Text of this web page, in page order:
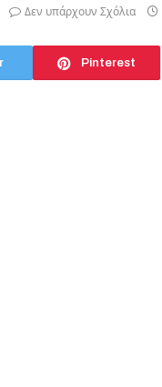
Δεν υπάρχουν Σχόλια
Pinterest